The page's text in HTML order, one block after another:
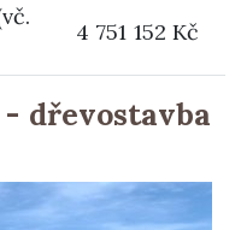
4 751 152 Kč
- dřevostavba